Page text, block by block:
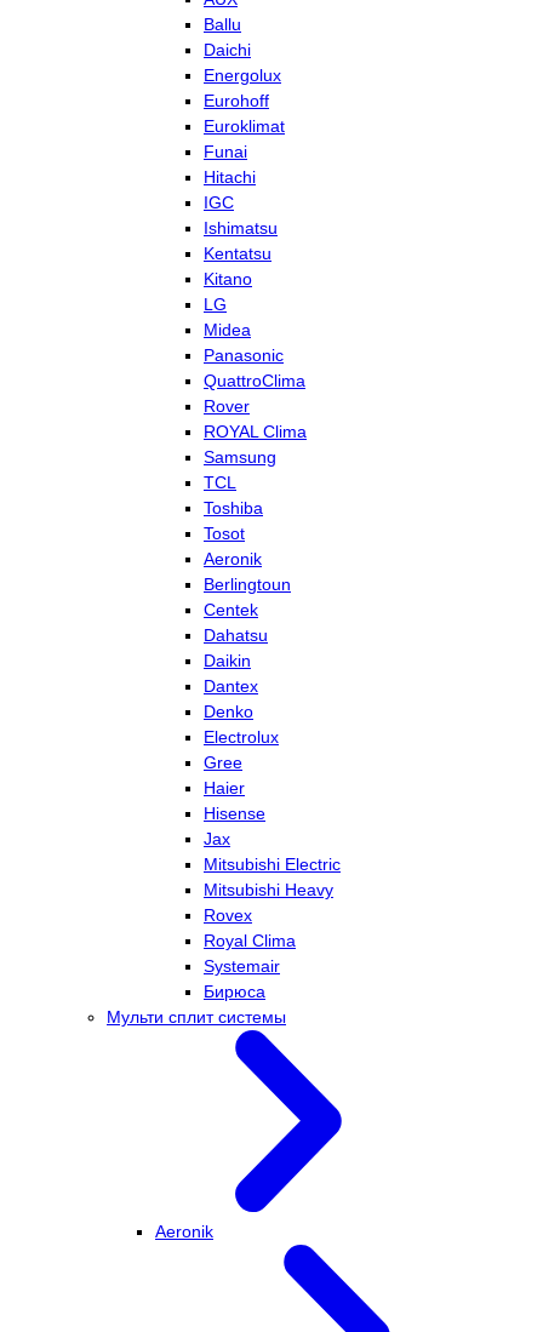
Ballu
Daichi
Energolux
Eurohoff
Euroklimat
Funai
Hitachi
IGC
Ishimatsu
Kentatsu
Kitano
LG
Midea
Panasonic
QuattroClima
Rover
ROYAL Clima
Samsung
TCL
Toshiba
Tosot
Aeronik
Berlingtoun
Centek
Dahatsu
Daikin
Dantex
Denko
Electrolux
Gree
Haier
Hisense
Jax
Mitsubishi Electric
Mitsubishi Heavy
Rovex
Royal Clima
Systemair
Бирюса
Мульти сплит системы
Aeronik